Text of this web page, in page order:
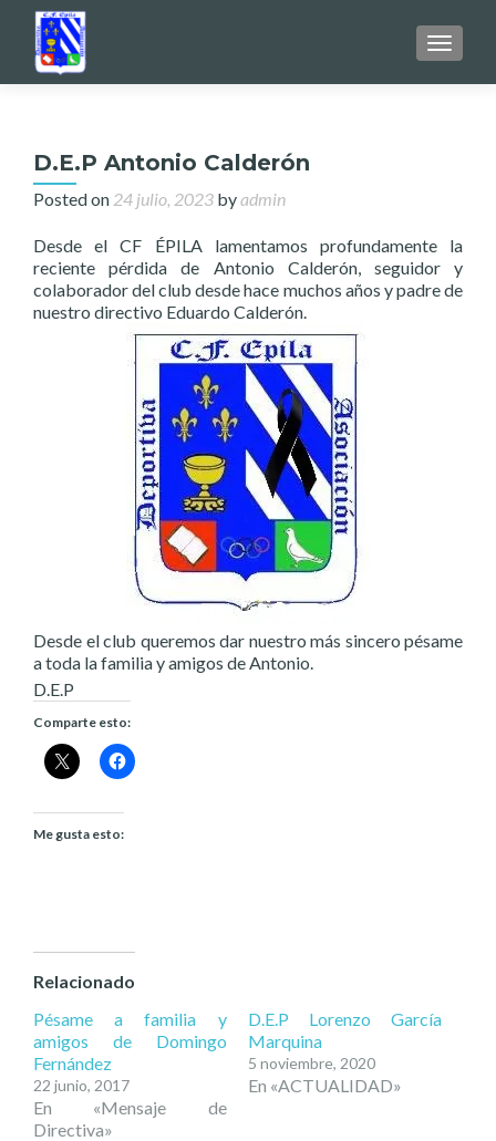
D.E.P Antonio Calderón
Posted on 24 julio, 2023 byadmin
Desde el CF ÉPILA lamentamos profundamente la
reciente pérdida de Antonio Calderón, seguidor y
colaborador del club desde hace muchos años y padre de
nuestro directivo Eduardo Calderón.
Desde el club queremos dar nuestro más sincero pésame
a toda la familia y amigos de Antonio.
D.E.P
Comparte esto:
Me gusta esto:
Relacionado
Pésame a familia y
amigos de Domingo
Fernández
22 junio, 2017
En «Mensaje de
Directiva»
D.E.P Lorenzo García
Marquina
5 noviembre, 2020
En «ACTUALIDAD»